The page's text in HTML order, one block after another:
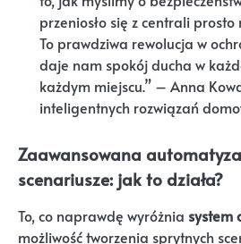
przeniosło się z centrali
To prawdziwa rewolucja w
daje nam spokój ducha w
każdym miejscu.” – Anna
inteligentnych rozwiązań
Zaawansowana
scenariusze: jak to działa?
To, co naprawdę wyróżnia system
możliwość tworzenia sprytnych